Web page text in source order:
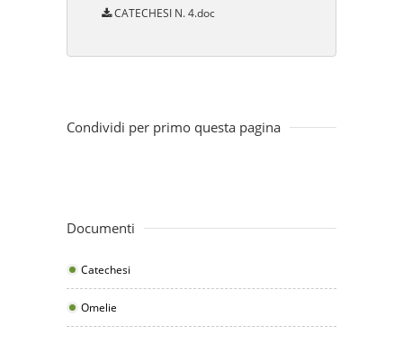
CATECHESI N. 4.doc
Condividi per primo questa pagina
Documenti
Catechesi
Omelie